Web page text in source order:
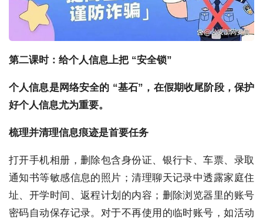
第二课时：给个人信息上把 “安全锁”
个人信息是网络安全的 “基石”，在假期收尾阶段，保护
好个人信息尤为重要。
梳理并清理信息痕迹是首要任务
打开手机相册，删除包含身份证、银行卡、车票、录取
通知书等敏感信息的照片；清理聊天记录中透露家庭住
址、开学时间、返程计划的内容；删除浏览器里的账号
密码自动保存记录。对于不再使用的临时账号，如活动